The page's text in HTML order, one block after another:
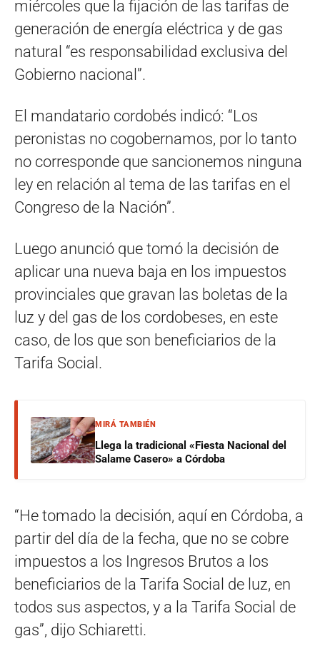
miércoles que la fijación de las tarifas de
generación de energía eléctrica y de gas
natural “es responsabilidad exclusiva del
Gobierno nacional”.
El mandatario cordobés indicó: “Los
peronistas no cogobernamos, por lo tanto
no corresponde que sancionemos ninguna
ley en relación al tema de las tarifas en el
Congreso de la Nación”.
Luego anunció que tomó la decisión de
aplicar una nueva baja en los impuestos
provinciales que gravan las boletas de la
luz y del gas de los cordobeses, en este
caso, de los que son beneficiarios de la
Tarifa Social.
MIRÁ TAMBIÉN
Llega la tradicional «Fiesta Nacional del
Salame Casero» a Córdoba
“He tomado la decisión, aquí en Córdoba, a
partir del día de la fecha, que no se cobre
impuestos a los Ingresos Brutos a los
beneficiarios de la Tarifa Social de luz, en
todos sus aspectos, y a la Tarifa Social de
gas”, dijo Schiaretti.